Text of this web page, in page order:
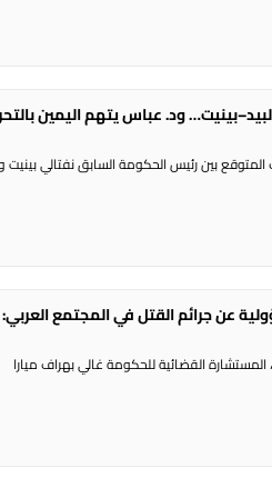
ود. عباس يتهم اليمين
بين رئيس الحكومة السابق نفتالي بينيت
عن جرائم القتل في المجتمع العربي:
القضائية للحكومة غالي بهراف ميارا